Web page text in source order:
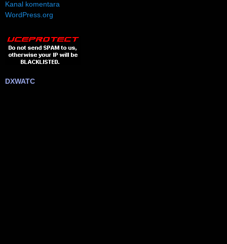
Kanal komentara
WordPress.org
DXWATC